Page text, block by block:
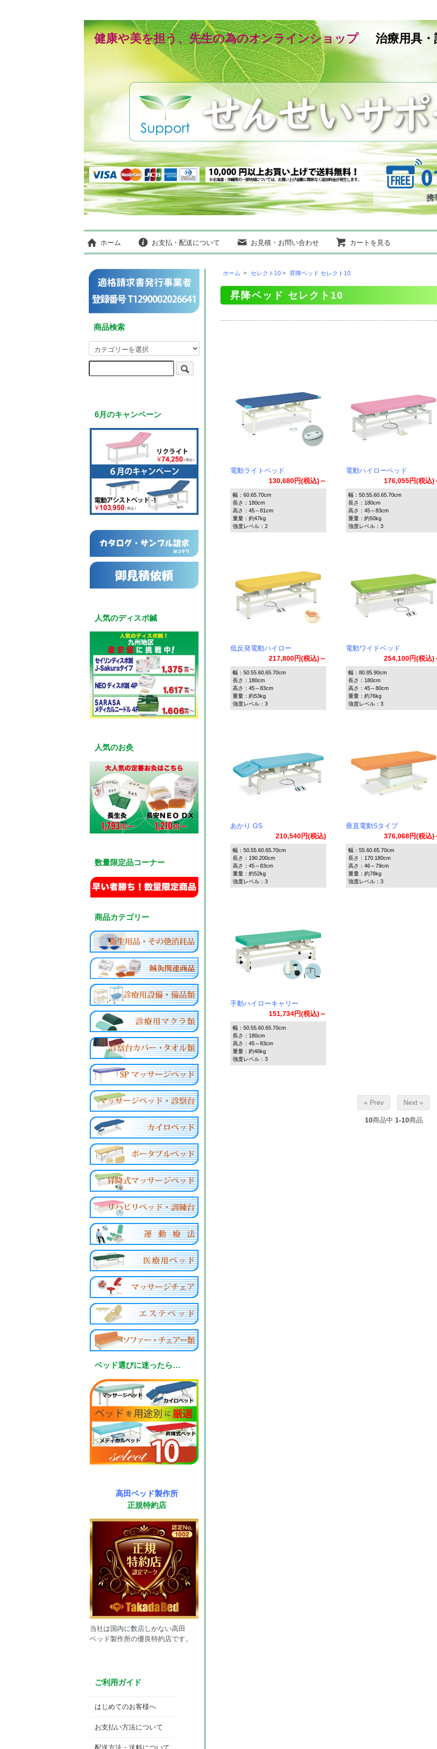
健康や美を担う、先生の為のオンラインショップ
治療用具
携
ホーム お支払・配送について お見積・お問い合わせ カートを見る
ホーム > セレクト10 > 昇降ベッド セレクト10
昇降ベッド セレクト10
電動ライトベッド
130,680円(税込)～
幅：60.65.70cm
長さ：180cm
高さ：45～81cm
重量：約47kg
強度レベル：2
電動ハイローベッド
176,055円(税込)
幅：50.55.60.65.70cm
長さ：180cm
高さ：45～83cm
重量：約50kg
強度レベル：3
低反発電動ハイロー
217,800円(税込)～
幅：50.55.60.65.70cm
長さ：180cm
高さ：45～83cm
重量：約53kg
強度レベル：3
電動ワイドベッド
254,100円(税込)
幅：80.85.90cm
長さ：180cm
高さ：45～80cm
重量：約76kg
強度レベル：3
あかり GS
210,540円(税込)
幅：50.55.60.65.70cm
長さ：190.200cm
高さ：45～83cm
重量：約52kg
強度レベル：3
垂直電動Sタイプ
376,068円(税込)
幅：55.60.65.70cm
長さ：170.180cm
高さ：46～79cm
重量：約78kg
強度レベル：3
手動ハイローキャリー
151,734円(税込)～
幅：50.55.60.65.70cm
長さ：180cm
高さ：45～83cm
重量：約46kg
強度レベル：3
« Prev Next »
10商品中 1-10商品
商品検索
6月のキャンペーン
人気のディスポ鍼
人気のお灸
数量限定品コーナー
商品カテゴリー
ベッド選びに迷ったら…
高田ベッド製作所
正規特約店
当社は国内に数店しかない高田
ベッド製作所の優良特約店です。
ご利用ガイド
はじめてのお客様へ
お支払い方法について
配送方法・送料について